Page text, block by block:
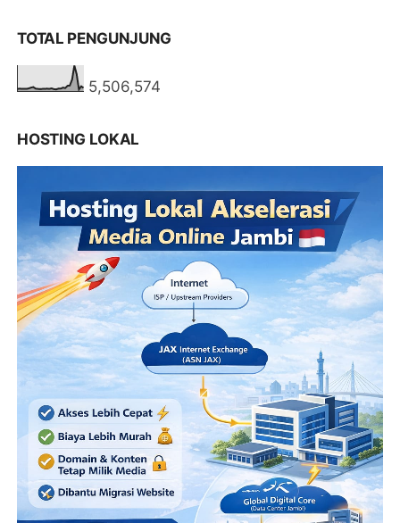
TOTAL PENGUNJUNG
5,506,574
HOSTING LOKAL